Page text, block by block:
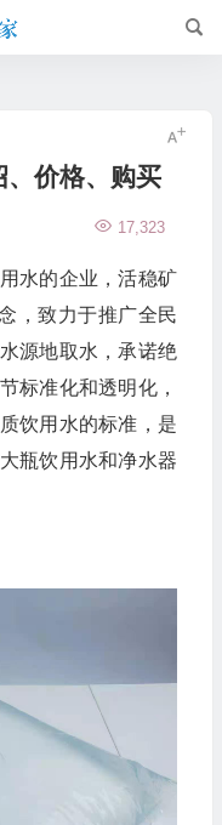
价格、购买
17,323
水的企业，活稳矿
，致力于推广全民
源地取水，承诺绝
标准化和透明化，
饮用水的标准，是
瓶饮用水和净水器